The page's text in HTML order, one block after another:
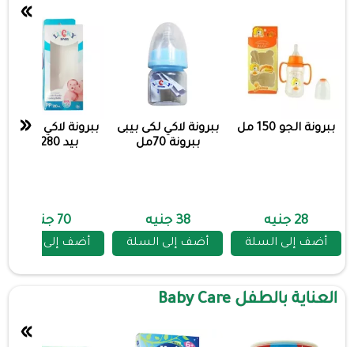
ببرونة الجو 150 مل
28 جنيه
أضف إلى السلة
ببرونة لاكي لكى بيبى
ببرونة 70مل
38 جنيه
أضف إلى السلة
ببرونة لاكي بلاسيك
بيد 280 مل
70 جنيه
أضف إلى السلة
»
«
العناية بالطفل Baby Care
»